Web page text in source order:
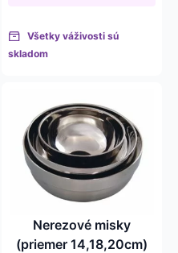
Všetky váživosti sú
skladom
Nerezové misky
(priemer 14,18,20cm)